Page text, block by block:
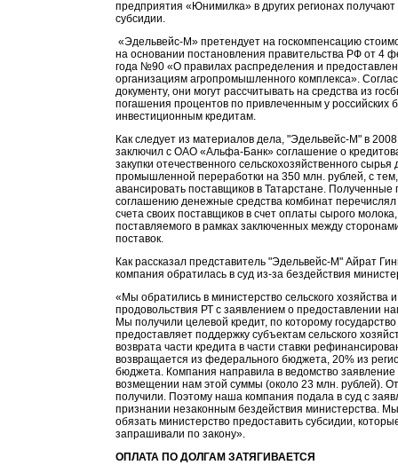
предприятия «Юнимилка» в других регионах
субсидии.
«Эдельвейс-М» претендует на госкомпенсацию
на основании постановления правительства РФ от 4
года №90 «О правилах распределения и
организациям агропромышленного комплекса».
документу, они могут рассчитывать на средства из
погашения процентов по привлеченным у российских
инвестиционным кредитам.
Как следует из материалов дела, "Эдельвейс-М" в 2008
заключил с ОАО «Альфа-Банк» соглашение о
закупки отечественного сельскохозяйственного сырья
промышленной переработки на 350 млн. рублей, с
авансировать поставщиков в Татарстане. Полученные
соглашению денежные средства комбинат
счета своих поставщиков в счет оплаты сырого молока,
поставляемого в рамках заключенных между
поставок.
Как рассказал представитель "Эдельвейс-М" Айрат
компания обратилась в суд из-за бездействия
«Мы обратились в министерство сельского хозяйства и
продовольствия РТ с заявлением о предоставлении
Мы получили целевой кредит, по которому государство
предоставляет поддержку субъектам сельского
возврата части кредита в части ставки
возвращается из федерального бюджета, 20% из
бюджета. Компания направила в ведомство заявление
возмещении нам этой суммы (около 23 млн. рублей).
получили. Поэтому наша компания подала в суд с
признании незаконным бездействия министерства.
обязать министерство предоставить субсидии,
запрашивали по закону».
ОПЛАТА ПО ДОЛГАМ ЗАТЯГИВАЕТСЯ